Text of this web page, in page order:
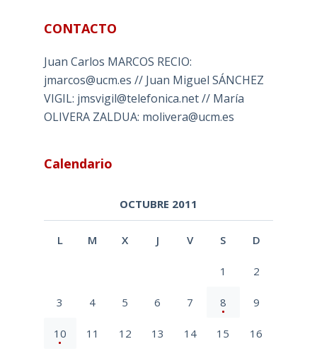
CONTACTO
Juan Carlos MARCOS RECIO:
jmarcos@ucm.es // Juan Miguel SÁNCHEZ
VIGIL: jmsvigil@telefonica.net // María
OLIVERA ZALDUA: molivera@ucm.es
Calendario
OCTUBRE 2011
L M X J V S D
1 2
3 4 5 6 7 8 9
10 11 12 13 14 15 16